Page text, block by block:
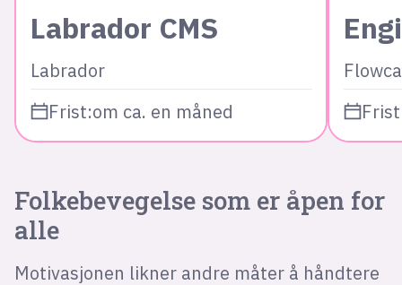
Labrador CMS
Labrador
Frist:om ca. en måned
Folkebevegelse som er åpen for
alle
Motivasjonen likner andre måter å håndtere